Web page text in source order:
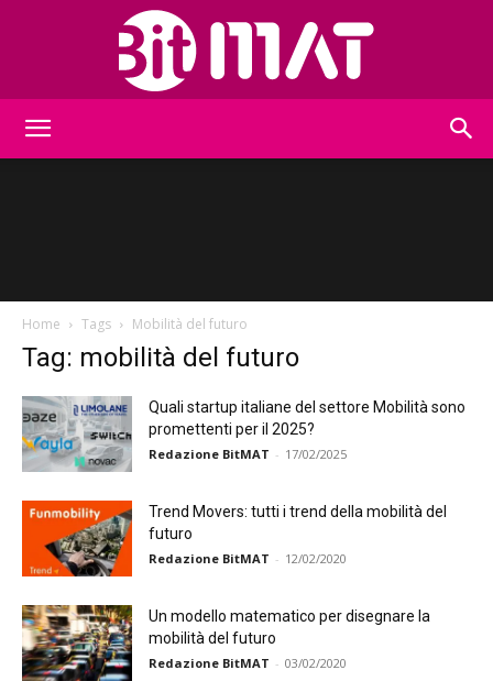
Home Tags Mobilità del futuro
Tag: mobilità del futuro
Quali startup italiane del settore Mobilità sono
promettenti per il 2025?
Redazione BitMAT - 17/02/2025
Trend Movers: tutti i trend della mobilità del
futuro
Redazione BitMAT - 12/02/2020
Un modello matematico per disegnare la
mobilità del futuro
Redazione BitMAT - 03/02/2020